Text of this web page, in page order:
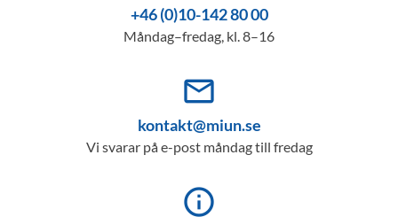
+46 (0)10-142 80 00
Måndag–fredag, kl. 8–16
mail_outline
kontakt@miun.se
Vi svarar på e-post måndag till fredag
info_outline